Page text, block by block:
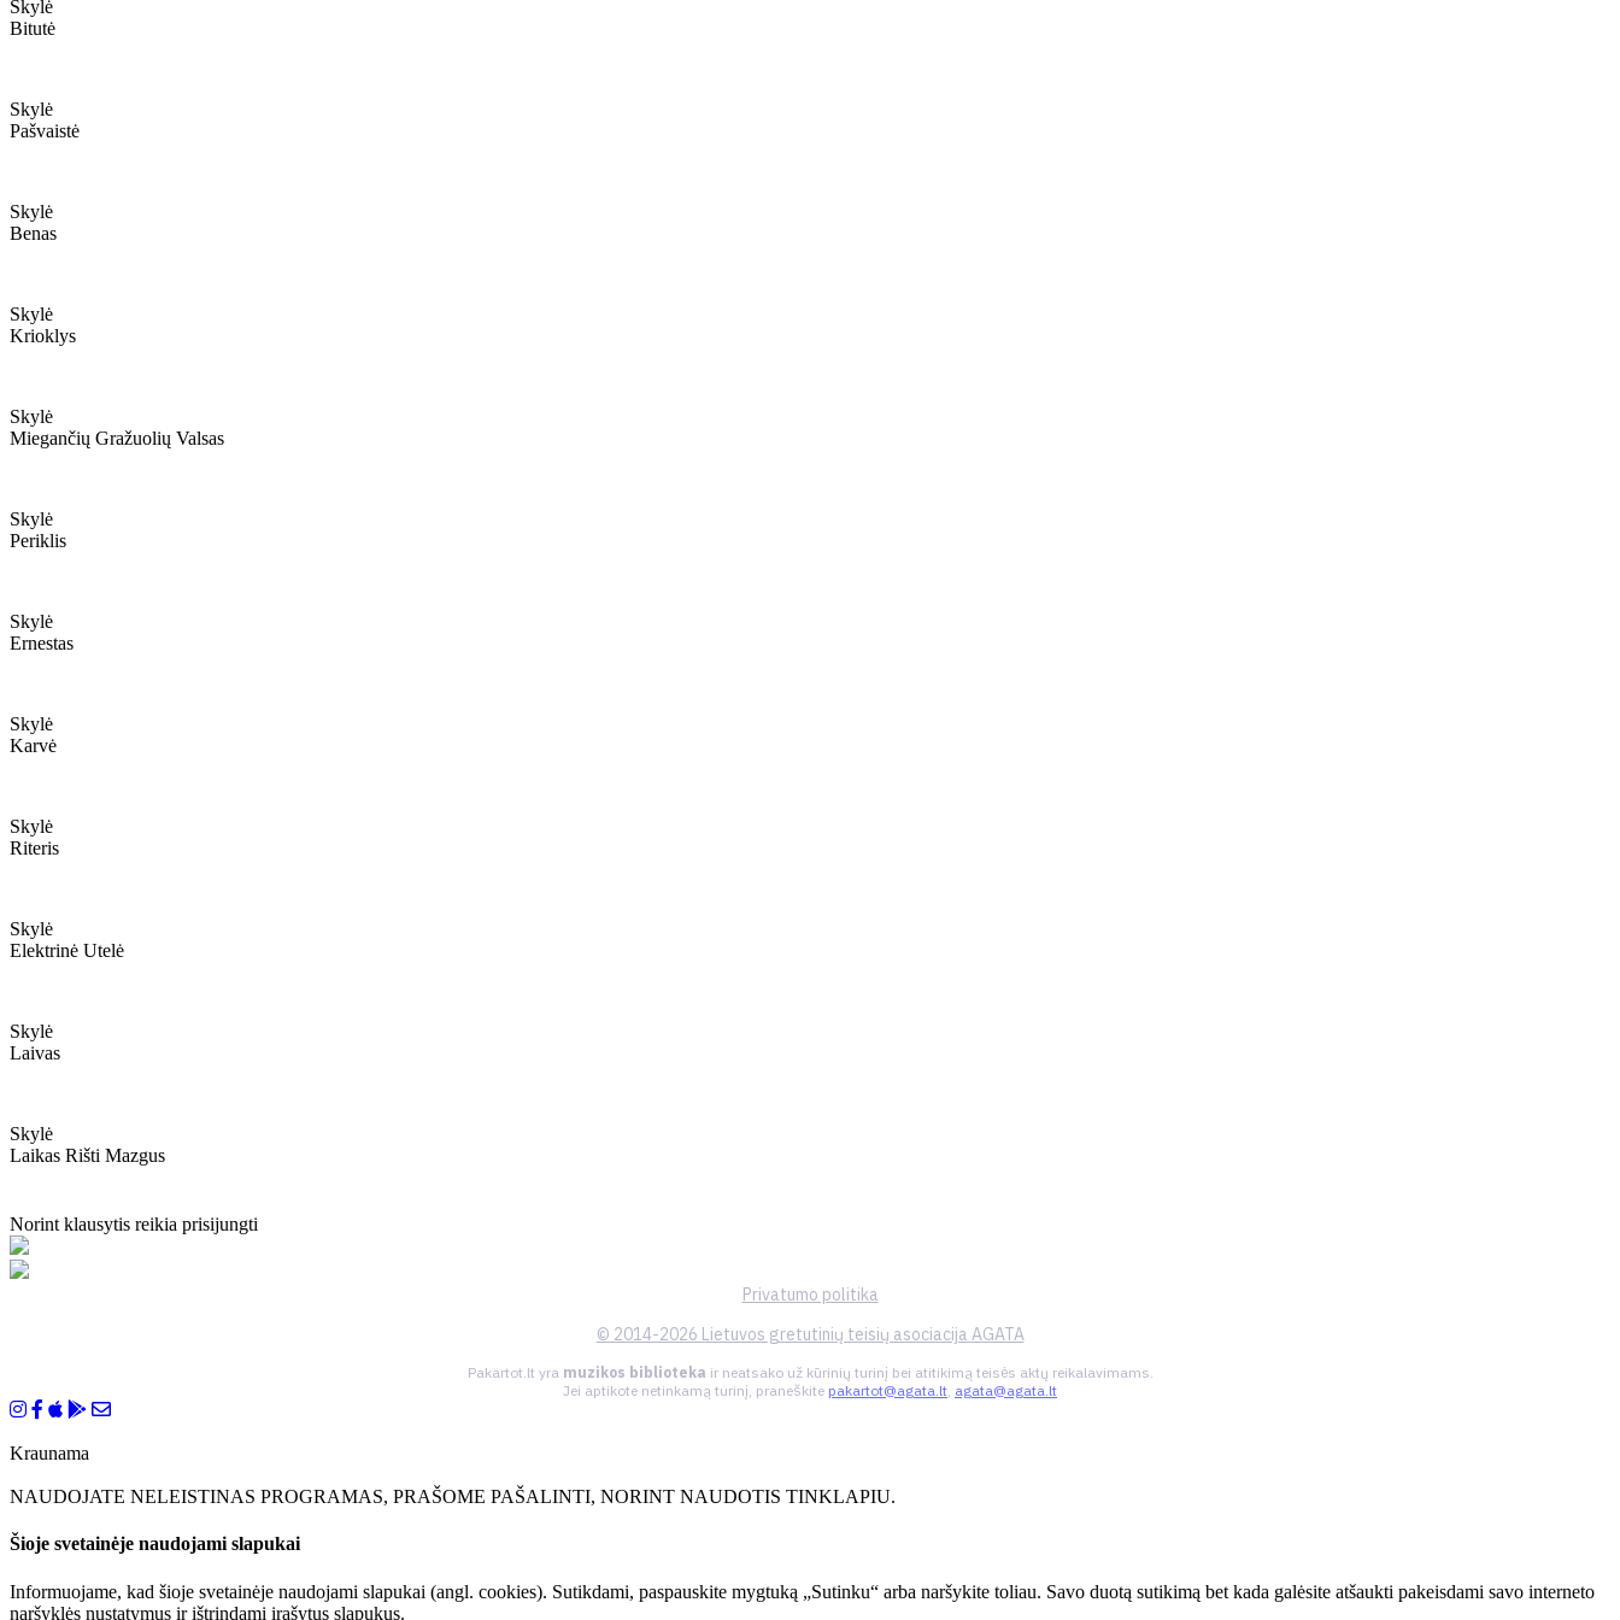
Skylė
Bitutė
Skylė
Pašvaistė
Skylė
Benas
Skylė
Krioklys
Skylė
Miegančių Gražuolių Valsas
Skylė
Periklis
Skylė
Ernestas
Skylė
Karvė
Skylė
Riteris
Skylė
Elektrinė Utelė
Skylė
Laivas
Skylė
Laikas Rišti Mazgus
Norint klausytis reikia prisijungti
Privatumo politika
© 2014-2026 Lietuvos gretutinių teisių asociacija AGATA
Pakartot.lt yra muzikos biblioteka ir neatsako už kūrinių turinį bei atitikimą teisės aktų reikalavimams.
Jei aptikote netinkamą turinį, praneškite pakartot@agata.lt, agata@agata.lt
Kraunama
NAUDOJATE NELEISTINAS PROGRAMAS, PRAŠOME PAŠALINTI, NORINT NAUDOTIS TINKLAPIU.
Šioje svetainėje naudojami slapukai
Informuojame, kad šioje svetainėje naudojami slapukai (angl. cookies). Sutikdami, paspauskite mygtuką „Sutinku“ arba naršykite toliau. Savo duotą sutikimą bet kada galėsite atšaukti pakeisdami savo interneto
naršyklės nustatymus ir ištrindami įrašytus slapukus.